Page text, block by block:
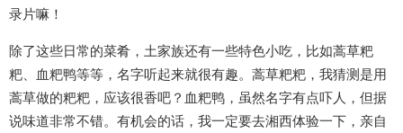
录片嘛！
除了这些日常的菜肴，土家族还有一些特色小吃，比如蒿草粑
粑、血粑鸭等等，名字听起来就很有趣。蒿草粑粑，我猜测是用
蒿草做的粑粑，应该很香吧？血粑鸭，虽然名字有点吓人，但据
说味道非常不错。有机会的话，我一定要去湘西体验一下，亲自